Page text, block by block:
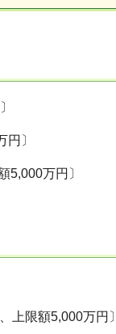
〕
5,000万円〕
上限額5,000万円〕